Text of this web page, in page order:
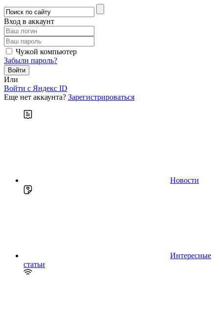
Вход в аккаунт
Чужой компьютер
Забыли пароль?
Или
Войти c Яндекс ID
Еще нет аккаунта? Зарегистрироваться
Новости
Интересные
статьи